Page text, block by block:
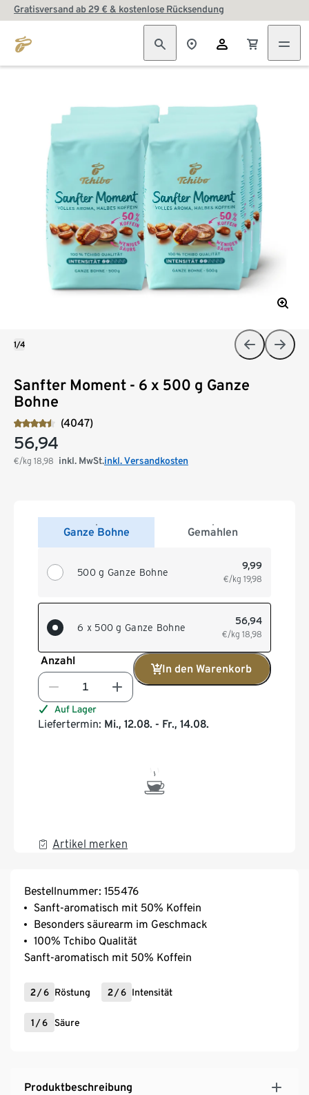
Gratisversand ab 29 € & kostenlose Rücksendung
Sanfter Moment - 6 x 500 g Ganze
Bohne
(4047)
56,94
€/kg 18,98 inkl. MwSt.inkl. Versandkosten
Ganze Bohne Gemahlen
500 g Ganze Bohne
9,99
€/kg 19,98
6 x 500 g Ganze Bohne
56,94
€/kg 18,98
Anzahl
In den Warenkorb
Auf Lager
Liefertermin: Mi., 12.08. - Fr., 14.08.
Artikel merken
1/4
Bestellnummer: 155476
Sanft-aromatisch mit 50% Koffein
Besonders säurearm im Geschmack
100% Tchibo Qualität
Sanft-aromatisch mit 50% Koffein
2 /6 Röstung 2 /6 Intensität
1 /6 Säure
Produktbeschreibung